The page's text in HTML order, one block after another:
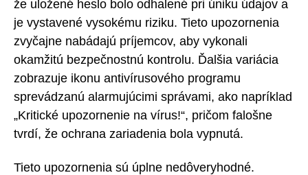
že uložené heslo bolo odhalené pri úniku údajov a
je vystavené vysokému riziku. Tieto upozornenia
zvyčajne nabádajú príjemcov, aby vykonali
okamžitú bezpečnostnú kontrolu. Ďalšia variácia
zobrazuje ikonu antivírusového programu
sprevádzanú alarmujúcimi správami, ako napríklad
„Kritické upozornenie na vírus!“, pričom falošne
tvrdí, že ochrana zariadenia bola vypnutá.
Tieto upozornenia sú úplne nedôveryhodné.